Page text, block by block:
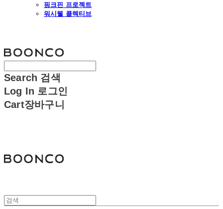
핑크핀 프로젝트
워시웰 콜렉티브
Search 검색
Log In 로그인
Cart장바구니